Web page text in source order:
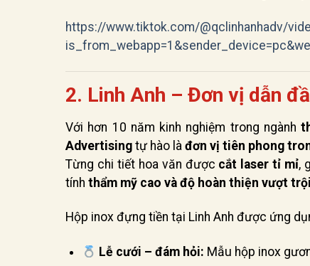
https://www.tiktok.com/@qclinhanhadv/
2. Linh Anh – Đơn vị dẫn
Với hơn 10 năm kinh nghiệm trong ngành
Advertising tự hào là đơn vị tiên phong
Từng chi tiết hoa văn được cắt laser tỉ mỉ,
tính thẩm mỹ cao và độ hoàn thiện vượt trội
Hộp inox đựng tiền tại Linh Anh được ứng
Lễ cưới – đám hỏi: Mẫu hộp inox